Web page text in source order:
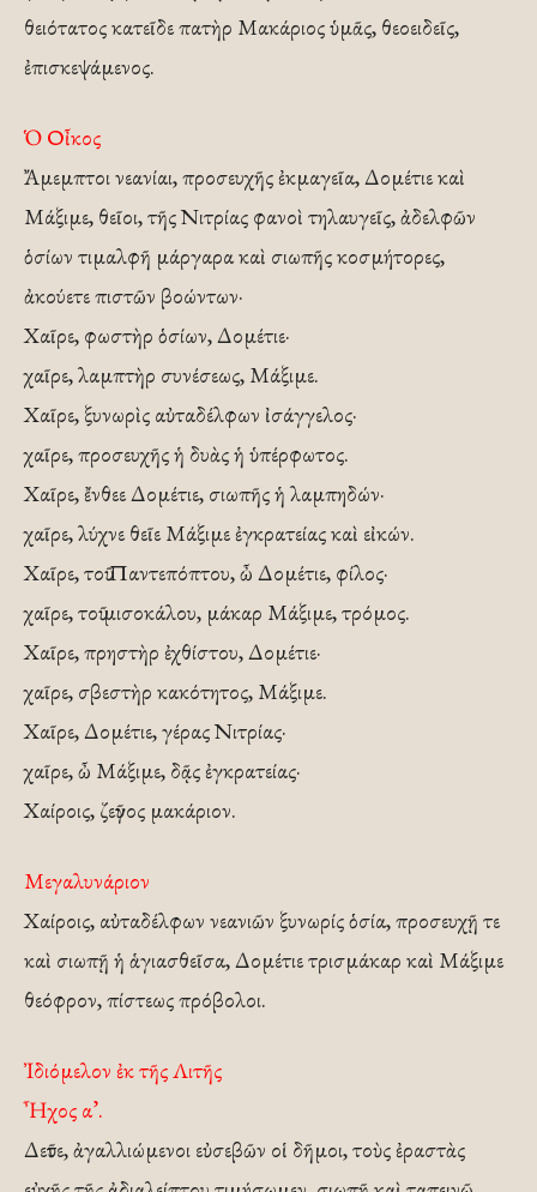
θειότατος κατεῖδε πατὴρ Μακάριος ὑμᾶς, θεοειδεῖς,
ἐπισκεψάμενος.
Ὁ Οἶκος
Ἄμεμπτοι νεανίαι, προσευχῆς ἐκμαγεῖα, Δομέτιε καὶ
Μάξιμε, θεῖοι, τῆς Νιτρίας φανοὶ τηλαυγεῖς, ἀδελφῶν
ὁσίων τιμαλφῆ μάργαρα καὶ σιωπῆς κοσμήτορες,
ἀκούετε πιστῶν βοώντων·
Χαῖρε, φωστὴρ ὁσίων, Δομέτιε·
χαῖρε, λαμπτὴρ συνέσεως, Μάξιμε.
Χαῖρε, ξυνωρὶς αὐταδέλφων ἰσάγγελος·
χαῖρε, προσευχῆς ἡ δυὰς ἡ ὑπέρφωτος.
Χαῖρε, ἔνθεε Δομέτιε, σιωπῆς ἡ λαμπηδών·
χαῖρε, λύχνε θεῖε Μάξιμε ἐγκρατείας καὶ εἰκών.
Χαῖρε, τοῦ Παντεπόπτου, ὦ Δομέτιε, φίλος·
χαῖρε, τοῦ μισοκάλου, μάκαρ Μάξιμε, τρόμος.
Χαῖρε, πρηστὴρ ἐχθίστου, Δομέτιε·
χαῖρε, σβεστὴρ κακότητος, Μάξιμε.
Χαῖρε, Δομέτιε, γέρας Νιτρίας·
χαῖρε, ὦ Μάξιμε, δᾷς ἐγκρατείας·
Χαίροις, ζεῦγος μακάριον.
Μεγαλυνάριον
Χαίροις, αὐταδέλφων νεανιῶν ξυνωρίς ὁσία, προσευχῇ τε
καὶ σιωπῇ ἡ ἁγιασθεῖσα, Δομέτιε τρισμάκαρ καὶ Μάξιμε
θεόφρον, πίστεως πρόβολοι.
Ἰδιόμελον ἐκ τῆς Λιτῆς
Ἦχος α’.
Δεῦτε, ἀγαλλιώμενοι εὐσεβῶν οἱ δῆμοι, τοὺς ἐραστὰς